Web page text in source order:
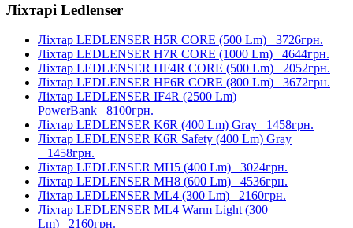
Ліхтарі Ledlenser
Ліхтар LEDLENSER H5R CORE (500 Lm) 3726грн.
Ліхтар LEDLENSER H7R CORE (1000 Lm) 4644грн.
Ліхтар LEDLENSER HF4R CORE (500 Lm) 2052грн.
Ліхтар LEDLENSER HF6R CORE (800 Lm) 3672грн.
Ліхтар LEDLENSER IF4R (2500 Lm)
PowerBank 8100грн.
Ліхтар LEDLENSER K6R (400 Lm) Gray 1458грн.
Ліхтар LEDLENSER K6R Safety (400 Lm) Gray
1458грн.
Ліхтар LEDLENSER MH5 (400 Lm) 3024грн.
Ліхтар LEDLENSER MH8 (600 Lm) 4536грн.
Ліхтар LEDLENSER ML4 (300 Lm) 2160грн.
Ліхтар LEDLENSER ML4 Warm Light (300
Lm) 2160грн.